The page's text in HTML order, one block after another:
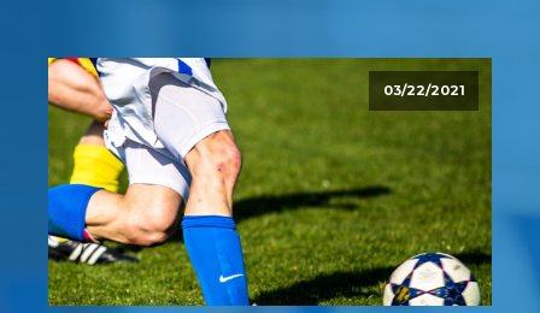
03/22/2021